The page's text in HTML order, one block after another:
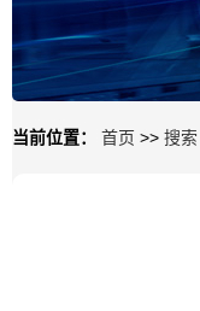
当前位置： 首页 >> 搜索